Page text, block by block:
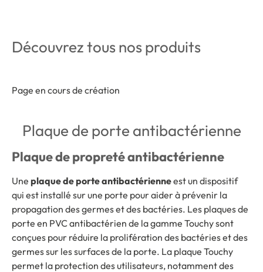
Découvrez tous nos produits
Page en cours de création
Plaque de porte antibactérienne
Plaque de propreté antibactérienne
Une plaque de porte antibactérienneest un dispositif
qui est installé sur une porte pour aider à prévenir la
propagation des germes et des bactéries. Les plaques de
porte en PVC antibactérien de la gamme Touchy sont
conçues pour réduire la prolifération des bactéries et des
germes sur les surfaces de la porte. La plaque Touchy
permet la protection des utilisateurs, notamment des